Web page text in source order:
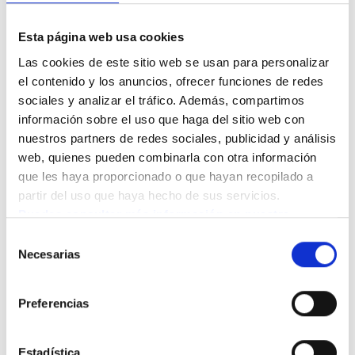
Esta página web usa cookies
Las cookies de este sitio web se usan para personalizar
el contenido y los anuncios, ofrecer funciones de redes
sociales y analizar el tráfico. Además, compartimos
información sobre el uso que haga del sitio web con
nuestros partners de redes sociales, publicidad y análisis
web, quienes pueden combinarla con otra información
que les haya proporcionado o que hayan recopilado a
partir del uso que haya hecho de sus servicios.
Puedes consultar más información en nuestra
Necesarias
Preferencias
sobre la nutrición en la
tercera edad
A menudo, las creencias erróneas pueden influir en las
decisiones alimenticias de las personas mayores. Es
importante desmitificar esos conceptos para promover
mejores hábitos de alimentación.